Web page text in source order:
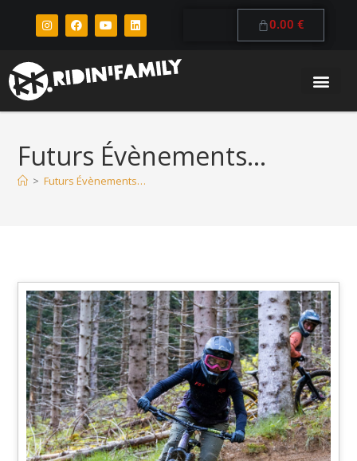
0.00 €
Futurs Évènements…
> Futurs Évènements…